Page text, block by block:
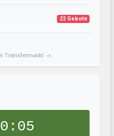
22 Gebote
Transfermarkt →